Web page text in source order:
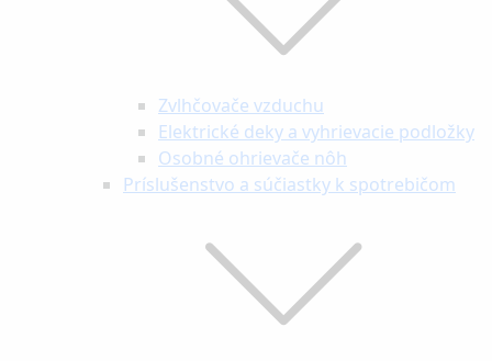
Zvlhčovače vzduchu
Elektrické deky a vyhrievacie podložky
Osobné ohrievače nôh
Príslušenstvo a súčiastky k spotrebičom